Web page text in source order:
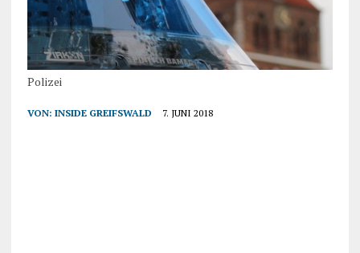
Polizei
VON: INSIDE GREIFSWALD 7. JUNI 2018